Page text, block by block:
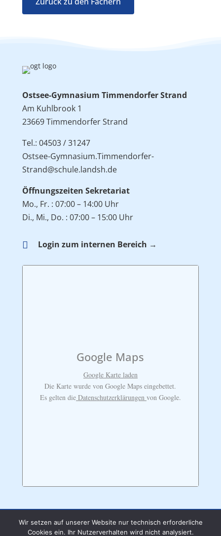
Ostsee-Gymnasium Timmendorfer Strand
Am Kuhlbrook 1
23669 Timmendorfer Strand
Tel.: 04503 / 31247
Ostsee-Gymnasium.Timmendorfer-
Strand@schule.landsh.de
Öffnungszeiten Sekretariat
Mo., Fr. : 07:00 – 14:00 Uhr
Di., Mi., Do. : 07:00 – 15:00 Uhr
 Login zum internen Bereich →
Google Maps
Google Karte laden
Die Karte wurde von Google Maps eingebettet.
Es gelten dieDatenschutzerklärungen von Google.
Wir setzen auf unserer Website nur technisch erforderliche
Cookies ein. Ihr Nutzerverhalten wird nicht analysiert.